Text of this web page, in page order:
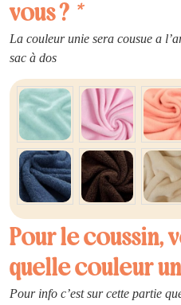
vous ? *
La couleur unie sera cousue a
sac à dos
Pour le coussin,
quelle couleur
Pour info c’est sur cette partie